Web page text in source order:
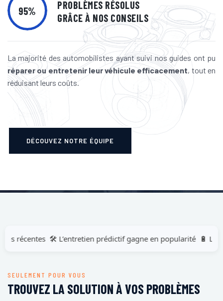
95%
PROBLÈMES RÉSOLUS
GRÂCE À NOS CONSEILS
La majorité des automobilistes ayant suivi nos guides ont pu
réparer ou entretenir leur véhicule efficacement, tout en
réduisant leurs coûts.
DÉCOUVEZ NOTRE ÉQUIPE
🛠️ L’entretien prédictif gagne en popularité 🔋 Les
SEULEMENT POUR VOUS
TROUVEZ LA SOLUTION À VOS PROBLÈMES